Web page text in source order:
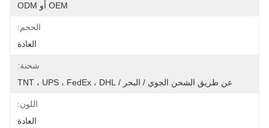
OEM أو ODM
الحجم:
العادة
شحنة:
عن طريق الشحن الجوي / البحر / TNT ، UPS ، FedEx ، DHL
اللون:
العادة